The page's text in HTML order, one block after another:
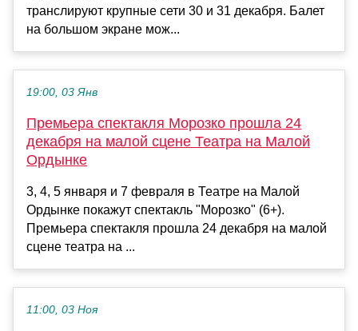
транслируют крупные сети 30 и 31 декабря. Балет
на большом экране мож...
19:00, 03 Янв
Премьера спектакля Морозко прошла 24
декабря на малой сцене Театра на Малой
Ордынке
3, 4, 5 января и 7 февраля в Театре на Малой
Ордынке покажут спектакль "Морозко" (6+).
Премьера спектакля прошла 24 декабря на малой
сцене театра на ...
11:00, 03 Ноя